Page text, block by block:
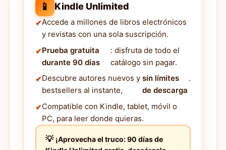
📱 Kindle Unlimited
Accede a millones de libros electrónicos
y revistas con una sola suscripción.
Prueba gratuita
durante 90 días
: disfruta de todo el
catálogo sin pagar.
Descubre autores nuevos y
bestsellers al instante,
sin límites
de descarga
.
Compatible con Kindle, tablet, móvil o
PC, para leer donde quieras.
¡Aprovecha el truco: 90 días de